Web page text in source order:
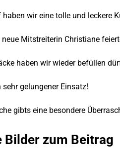
wir eine tolle und leckere
neue Mitstreiterin Christiane
haben wir wieder befüllen
sehr gelungener Einsatz!
gibts eine besondere
Bilder zum Beitrag